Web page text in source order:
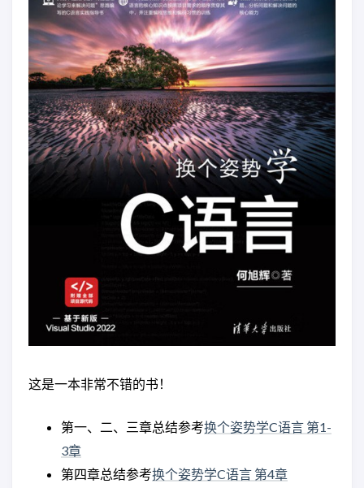
这是一本非常不错的书！
第一、二、三章总结参考换个姿势学C语言 第1-
3章
第四章总结参考换个姿势学C语言 第4章